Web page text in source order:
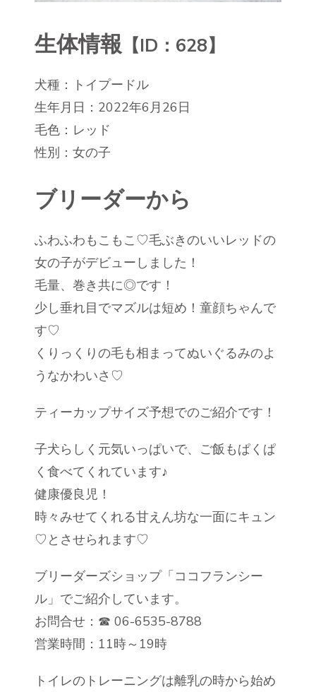
生体情報【ID：628】
犬種：トイプードル
生年月日：2022年6月26日
毛色：レッド
性別：女の子
ブリーダーから
ふわふわもこもこ♡毛ぶきのいいレッドの
女の子がデビューしました！
毛量、巻き共に◎です！
少し垂れ目でマズルは短め！童顔ちゃんで
す♡
くりっくりの毛も相まってぬいぐるみのよ
うなかわいさ♡
ティーカップサイズ予想でのご紹介です！
子犬らしく元気いっぱいで、ご飯もぱくぱ
く食べてくれています♪
健康優良児！
時々みせてくれる甘えん坊な一面にキュン
♡とさせられます♡
ブリーダーズショップ「ココフランシー
ル」でご紹介しています。
お問合せ：☎ 06-6535-8788
営業時間：11時～19時
トイレのトレーニングは離乳の時から始め